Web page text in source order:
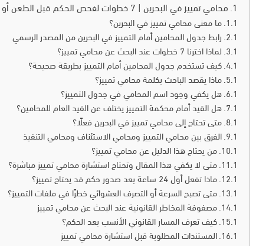
محامي تمييز في البحرين | 7 خطوات لفحص الحكم قبل الطعن أو التنفيذ
ما معنى محامي تمييز في البحرين؟
رابط جدول المحامين أمام التمييز في البحرين من المصدر الرسمي
لماذا اخترنا 7 خطوات عند البحث عن محامي تمييز؟
كيف تستخدم جدول المحامين أمام التمييز بطريقة صحيحة؟
ماذا يقصد الباحث بكلمة محامي تمييز؟
هل يكفي وجود اسم المحامي في جدول التمييز؟
هل القيد أمام محكمة التمييز يختلف عن القيد العام للمحامين؟
متى تحتاج إلى محامي تمييز في البحرين فعلًا؟
الفرق بين محامي التمييز ومحامي الاستئناف ومحامي التنفيذ
من يحتاج هذا الدليل عن محامي تمييز؟
متى لا يكفي هذا المقال وتحتاج استشارة محامي تمييز مباشرة؟
ماذا تفعل أول 24 ساعة بعد صدور حكم قد يحتاج تمييز؟
متى تصبح السرعة أو التصرف العشوائي خطرًا في ملفات التمييز؟
مصفوفة المخاطر القانونية عند البحث عن محامي تمييز
كيف تعرف المسار القانوني الأنسب بعد الحكم؟
المستندات المطلوبة قبل استشارة محامي تمييز